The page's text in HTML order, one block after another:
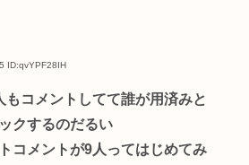
ID:qvYPF28IH
もコメントしてて誰が用済みと
クするのだるい
コメントが9人ってはじめてみ